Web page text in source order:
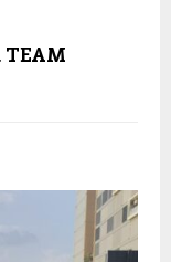
TEAM